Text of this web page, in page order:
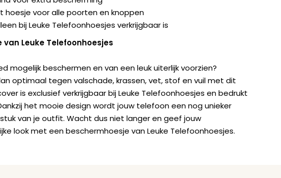
hoesje voor alle poorten en knoppen
bij Leuke Telefoonhoesjes verkrijgbaar is
Leuke Telefoonhoesjes
mogelijk beschermen en van een leuk uiterlijk voorzien?
optimaal tegen valschade, krassen, vet, stof en vuil met dit
is exclusief verkrijgbaar bij Leuke Telefoonhoesjes en bedrukt
het mooie design wordt jouw telefoon een nog unieker
van je outfit. Wacht dus niet langer en geef jouw
look met een beschermhoesje van Leuke Telefoonhoesjes.